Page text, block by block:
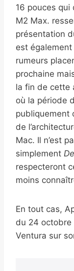
16 pouces qui
M2 Max.
présentation
est
rumeurs
prochaine
la fin de cette
où la période
publiquement
de
Mac. Il n’est
simplement
respecteront
moins
En tout cas,
du 24 octobre
Ventura sur